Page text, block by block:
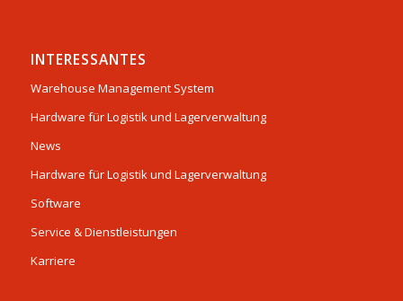
INTERESSANTES
Warehouse Management System
Hardware für Logistik und Lagerverwaltung
News
Hardware für Logistik und Lagerverwaltung
Software
Service & Dienstleistungen
Karriere